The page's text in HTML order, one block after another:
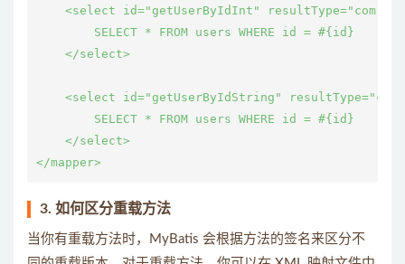
<select id="getUserByIdInt"
        SELECT * FROM users WHERE id = #{id}
    </select>
<select id="getUserByIdString"
        SELECT * FROM users WHERE id = #{id}
    </select>
3. 如何区分重载方法
当你有重载方法时，MyBatis 会根据方法的签名来区分不